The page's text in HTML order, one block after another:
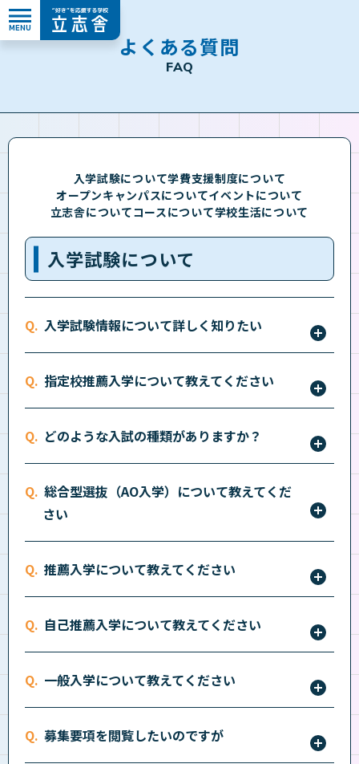
MENU
”好き”を応援する学校 立志舎
よ く ある質問
FAQ
入学試験について学費支援制度について
オープンキャンパスについてイベントについて
立志舎についてコースについて学校生活について
入学試験について
入学試験情報について詳しく知りたい
・ 入学案内ページ
・総合型選抜（AO入学）
・ 募集要項
指定校推薦入学について教えてください
学校長の推薦のある者が対象の入学試験です。詳しく
はこちらをご確認ください。
どのような入試の種類がありますか？
学、自己推薦入学、一般入学があります。詳しくは
ちらをご確認ください。
総合型選抜（AO入学）について教えてくだ
さい
た入学試験です。詳しくはこちらをご確認ください。
推薦入学について教えてください
ずれかの先生から推薦できる人物と認められた者が対
象の入学試験です。詳しくはこちらをご確認くださ
い。
自己推薦入学について教えてください
(4)卒業生・在学生推薦 の4種類の推薦があり、自己
の申請により、出願できる入学試験です。詳しくはこ
ちらをご確認ください。
一般入学について教えてください
上の評価以上に向学心や意欲、熱意を重視していま
募集要項を閲覧したいのですが